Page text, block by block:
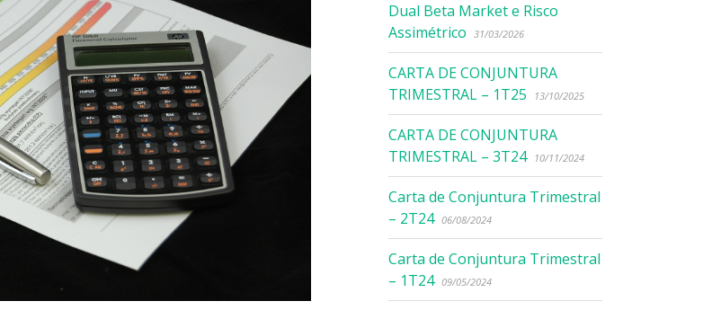
Dual Beta Market e Risco
Assimétrico
31/03/2026
CARTA DE CONJUNTURA
TRIMESTRAL – 1T25
13/10/2025
CARTA DE CONJUNTURA
TRIMESTRAL – 3T24
10/11/2024
Carta de Conjuntura Trimestral
– 2T24 06/08/2024
Carta de Conjuntura Trimestral
– 1T24 09/05/2024